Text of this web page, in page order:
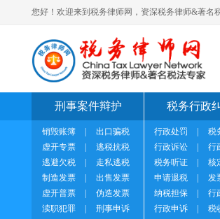
您好！欢迎来到税务律师网，资深税务律师&著名
刑事案件辩护
销毁账簿
出口骗税
虚开专票
逃税抗税
逃避欠税
走私逃税
制造发票
出售发票
虚开普票
伪造发票
渎职犯罪
刑事申诉
税务行政
行政处罚
税
行政诉讼
行
税务听证
核
申请退税
发
纳税担保
行
行政申诉
税